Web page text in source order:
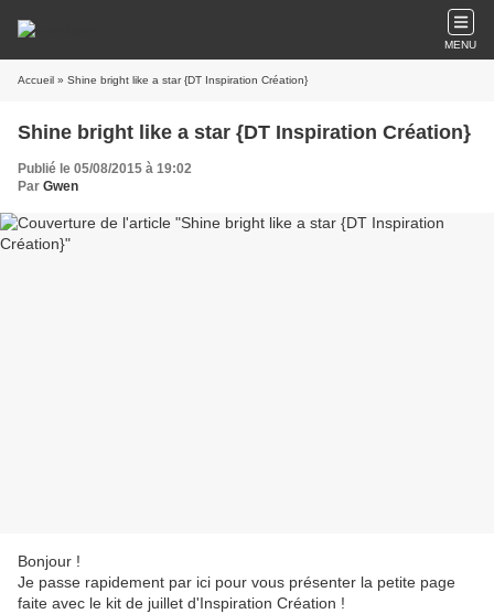
MENU
Accueil » Shine bright like a star {DT Inspiration Création}
Shine bright like a star {DT Inspiration Création}
Publié le 05/08/2015 à 19:02
Par Gwen
Bonjour !
Je passe rapidement par ici pour vous présenter la petite page
faite avec le kit de juillet d'Inspiration Création !